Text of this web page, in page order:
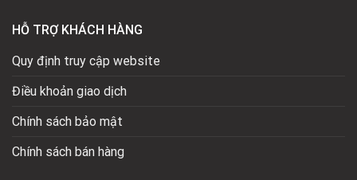
HỖ TRỢ KHÁCH HÀNG
Quy định truy cập website
Điều khoản giao dịch
Chính sách bảo mật
Chính sách bán hàng